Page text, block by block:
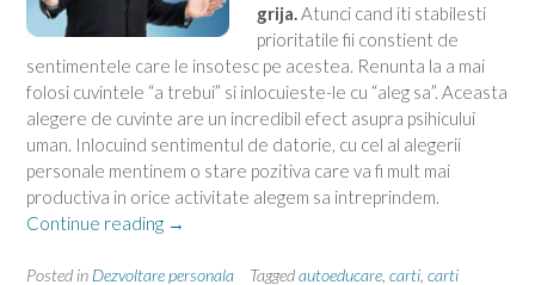
grija. Atunci cand iti stabilesti
prioritatile fii constient de
sentimentele care le insotesc pe acestea. Renunta la a mai
folosi cuvintele “a trebui” si inlocuieste-le cu “aleg sa”. Aceasta
alegere de cuvinte are un incredibil efect asupra psihicului
uman. Inlocuind sentimentul de datorie, cu cel al alegerii
personale mentinem o stare pozitiva care va fi mult mai
productiva in orice activitate alegem sa intreprindem.
Continue reading
“Dezvoltare
cu
→
Posted in Dezvoltare personala Taggedautoeducare carti carti